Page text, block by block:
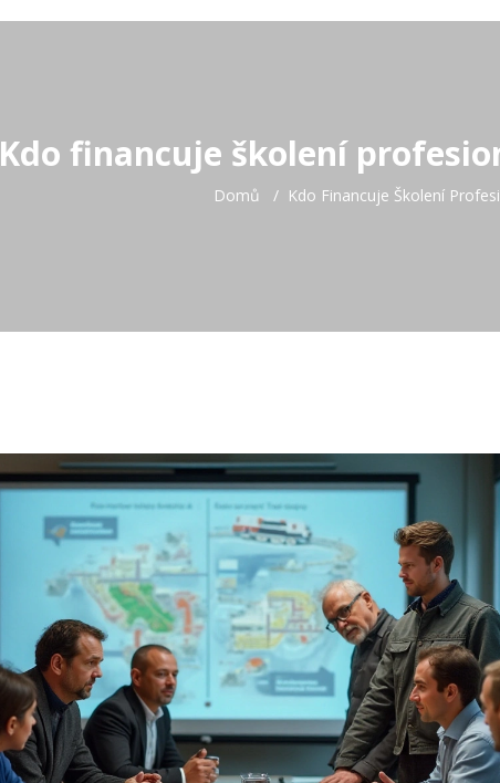
Kdo financuje školení
Domů Kdo Financuje Školení